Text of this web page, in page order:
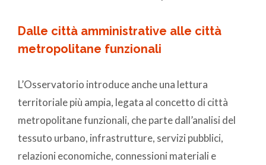
Dalle città amministrative alle città
metropolitane funzionali
L’Osservatorio introduce anche una lettura
territoriale più ampia, legata al concetto di città
metropolitane funzionali, che parte dall’analisi del
tessuto urbano, infrastrutture, servizi pubblici,
relazioni economiche, connessioni materiali e